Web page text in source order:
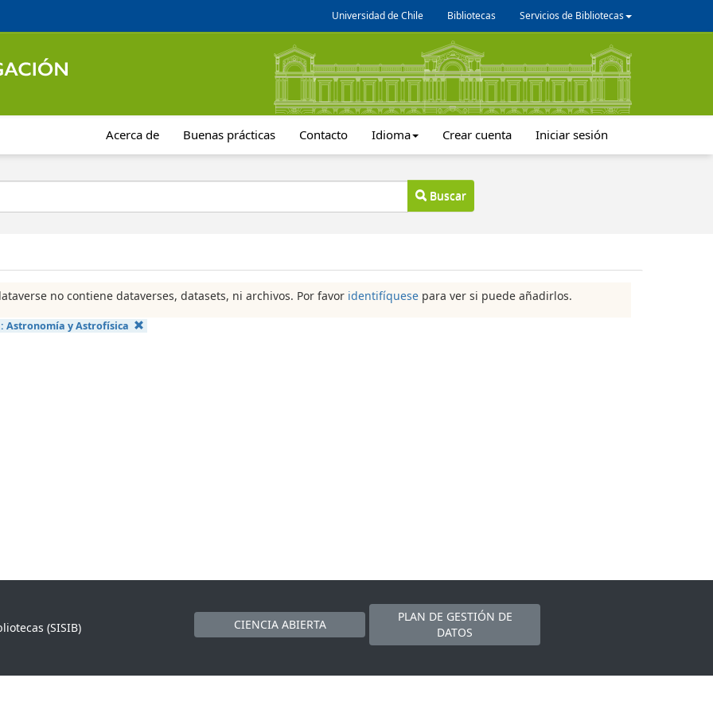
Universidad de Chile Bibliotecas Servicios de Bibliotecas
Acerca de Buenas prácticas Contacto Idioma Crear cuenta Iniciar sesión
Buscar
no contiene dataverses, datasets, ni archivos. Por favor identifíquese para ver si puede añadirlos.
Astronomía y Astrofísica
(SISIB)
CIENCIA ABIERTA
PLAN DE GESTIÓN DE
DATOS